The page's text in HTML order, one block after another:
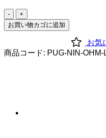
お
雛
様
グ
お買い物カゴに追加
お気
商品コード: PUG-NIN-OHM-